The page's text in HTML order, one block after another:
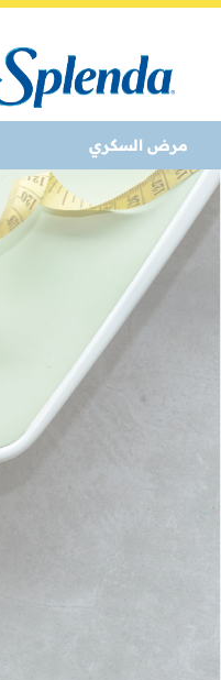
مرض السكري